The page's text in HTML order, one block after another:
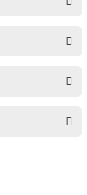
diğer konularda